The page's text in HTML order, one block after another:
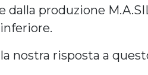
dalla produzione
nostra risposta a